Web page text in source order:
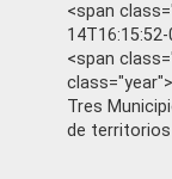
<span
<span
Tres
de